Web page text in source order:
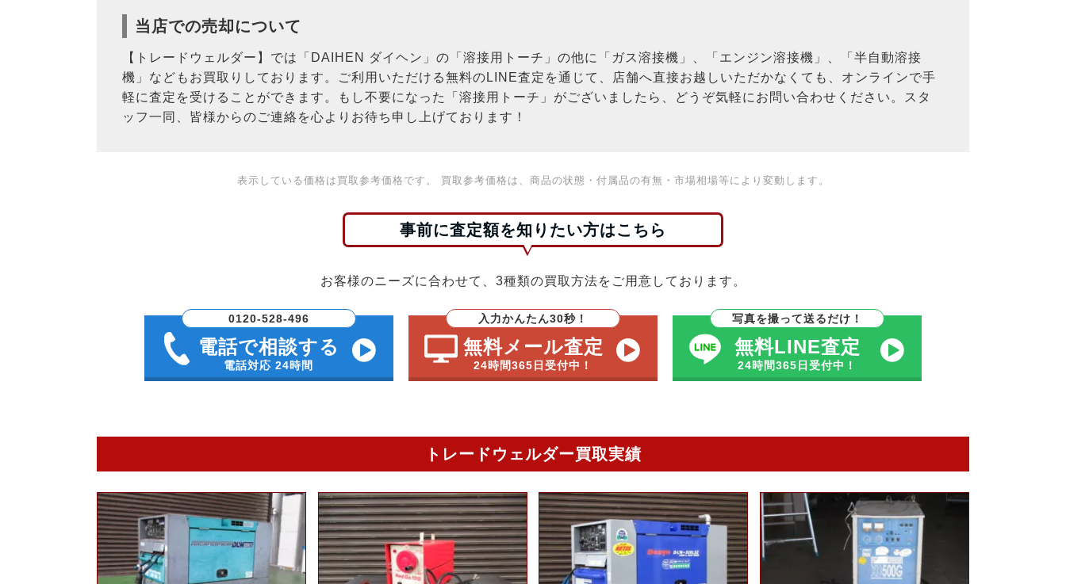
当店での売却について
【トレードウェルダー】では「DAIHEN ダイヘン」の「溶接用トーチ」の他に「ガス溶接機」、「エンジン溶接機」、「半自動溶接
機」などもお買取りしております。ご利用いただける無料のLINE査定を通じて、店舗へ直接お越しいただかなくても、オンラインで手
軽に査定を受けることができます。もし不要になった「溶接用トーチ」がございましたら、どうぞ気軽にお問い合わせください。スタ
ッフ一同、皆様からのご連絡を心よりお待ち申し上げております！
表示している価格は買取参考価格です。 買取参考価格は、商品の状態・付属品の有無・市場相場等により変動します。
事前に査定額を知りたい方はこちら
お客様のニーズに合わせて、3種類の買取方法をご用意しております。
0120-528-496
電話で相談する
電話対応 24時間
入力かんたん30秒！
無料メール査定
24時間365日受付中！
写真を撮って送るだけ！
無料LINE査定
24時間365日受付中！
トレードウェルダー買取実績